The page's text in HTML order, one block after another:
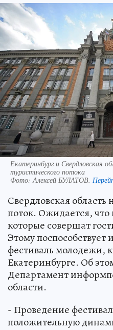
Екатеринбург и Свердловская
туристического потока
Фото:Алексей БУЛАТОВ.
Свердловская область
поток. Ожидается, что
которые совершат
Этому
фестиваль молодежи,
Екатеринбурге. Об
Департамент
области.
- Проведение
положительную